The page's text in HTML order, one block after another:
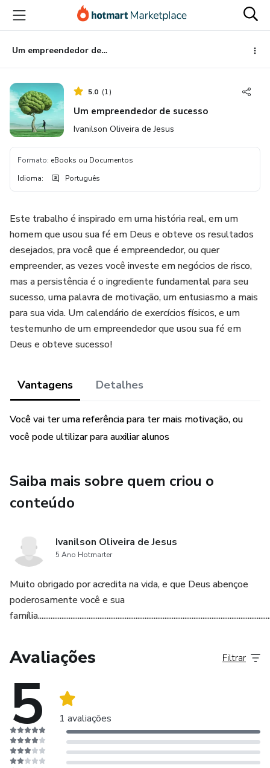
para
conteúdo
principal
para
pagamento
para
rodapé
Um empreendedor de sucesso
5.0 (1)
Um empreendedor de sucesso
Ivanilson Oliveira de Jesus
Formato: eBooks ou Documentos
Idioma: Português
Este trabalho é inspirado em uma história real, em um
homem que usou sua fé em Deus e obteve os resultados
desejados, pra você que é empreendedor, ou quer
empreender, as vezes você investe em negócios de risco,
mas a persistência é o ingrediente fundamental para seu
sucesso, uma palavra de motivação, um entusiasmo a mais
para sua vida. Um calendário de exercícios físicos, e um
testemunho de um empreendedor que usou sua fé em
Deus e obteve sucesso!
Vantagens Detalhes
Você vai ter uma referência para ter mais motivação, ou
você pode ultilizar para auxiliar alunos
Saiba mais sobre quem criou o
conteúdo
Ivanilson Oliveira de Jesus
5 Ano Hotmarter
Muito obrigado por acredita na vida, e que Deus abençoe
poderosamente você e sua
Avaliações
5 1 avaliações
Filtrar